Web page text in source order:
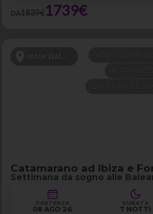
DA1839€1739€
Isole Baleari
Catamarano ad Ibiza e
Settimana da sogno alle
PARTENZA
08 AGO 26
DURATA
7 NOTTI